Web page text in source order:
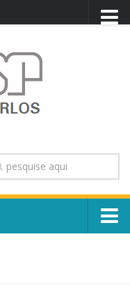
TRANSPARÊNCIA
OUVIDORIA
CONTATO